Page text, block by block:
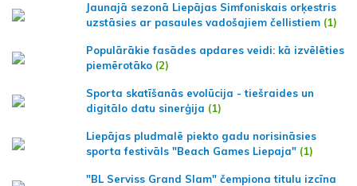
Jaunajā sezonā Liepājas Simfoniskais orķestris
uzstāsies ar pasaules vadošajiem čellistiem (1)
Populārākie fasādes apdares veidi: kā izvēlēties
piemērotāko (2)
Sporta skatīšanās evolūcija - tiešraides un
digitālo datu sinerģija (1)
Liepājas pludmalē piekto gadu norisināsies
sporta festivāls "Beach Games Liepaja" (1)
"BL Serviss Grand Slam" čempiona titulu izcīna